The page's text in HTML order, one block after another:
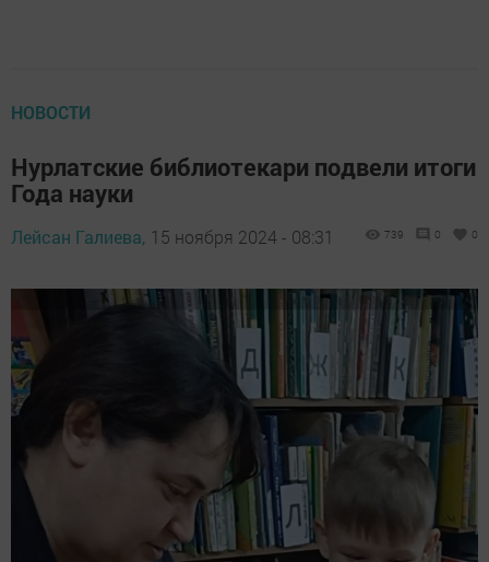
НОВОСТИ
Нурлатские библиотекари подвели итоги
Года науки
Лейсан Галиева, 15 ноября 2024 - 08:31 739 0 0